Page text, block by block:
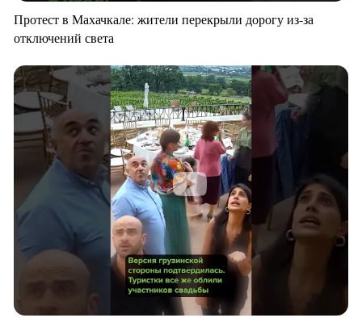
Протест в Махачкале: жители перекрыли дорогу из-за
отключений света